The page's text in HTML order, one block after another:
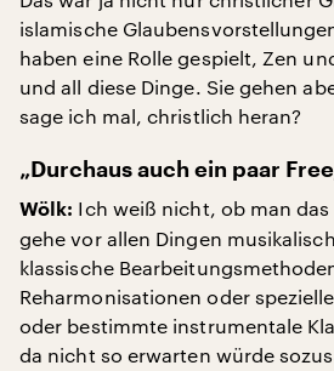
islamische
haben eine Rolle gespielt, Zen
und all diese Dinge. Sie gehen
sage ich mal, christlich heran?
„Durchaus auch ein paar
Wölk: Ich weiß nicht, ob man
gehe vor allen Dingen
klassische
Reharmonisationen oder
oder bestimmte instrumentale
da nicht so erwarten würde